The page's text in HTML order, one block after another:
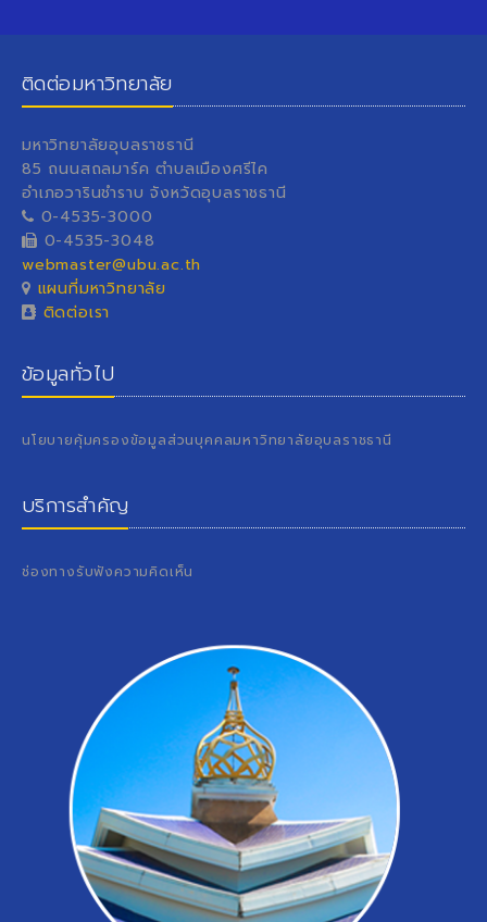
ติดต่อมหาวิทยาลัย
มหาวิทยาลัยอุบลราชธานี
85 ถนนสถลมาร์ค ตำบลเมืองศรีไค
อำเภอวารินชำราบ จังหวัดอุบลราชธานี
0-4535-3000
0-4535-3048
webmaster@ubu.ac.th
แผนที่มหาวิทยาลัย
ติดต่อเรา
ข้อมูลทั่วไป
นโยบายคุ้มครองข้อมูลส่วนบุคคลมหาวิทยาลัยอุบลราชธานี
บริการสำคัญ
ช่องทางรับฟังความคิดเห็น